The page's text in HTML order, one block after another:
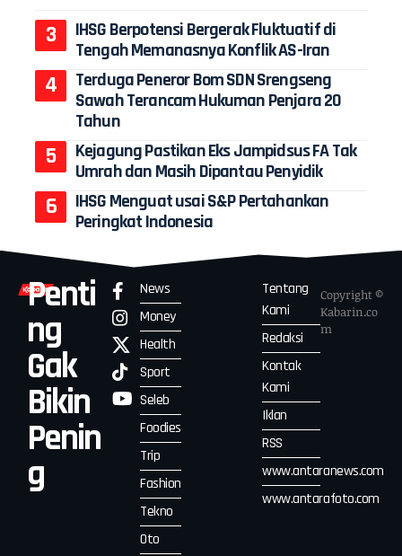
IHSG Berpotensi Bergerak Fluktuatif di
Tengah Memanasnya Konflik AS-Iran
Terduga Peneror Bom SDN Srengseng
Sawah Terancam Hukuman Penjara 20
Tahun
Kejagung Pastikan Eks Jampidsus FA Tak
Umrah dan Masih Dipantau Penyidik
IHSG Menguat usai S&P Pertahankan
Peringkat Indonesia
Penti
ng
Gak
Bikin
Penin
g
News
Money
Health
Sport
Seleb
Foodies
Trip
Fashion
Tekno
Oto
Tentang
Kami
Redaksi
Kontak
Kami
Iklan
RSS
www.antaranews.com
www.antarafoto.com
Copyright ©
Kabarin.co
m